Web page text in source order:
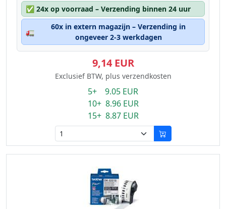
✅ 24x op voorraad – Verzending binnen 24 uur
🚛
60x in extern magazijn – Verzending in
ongeveer 2-3 werkdagen
9,14 EUR
Exclusief BTW, plus verzendkosten
5+ 9.05 EUR
10+ 8.96 EUR
15+ 8.87 EUR